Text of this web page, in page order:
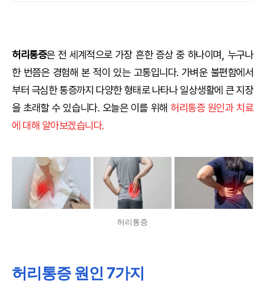
허리통증은 전 세계적으로 가장 흔한 증상 중 하나이며, 누구나
한 번쯤은 경험해 본 적이 있는 고통입니다. 가벼운 불편함에서
부터 극심한 통증까지 다양한 형태로 나타나 일상생활에 큰 지장
을 초래할 수 있습니다. 오늘은 이를 위해 허리통증 원인과 치료
에 대해 알아보겠습니다.
허리통증
허리통증 원인 7가지